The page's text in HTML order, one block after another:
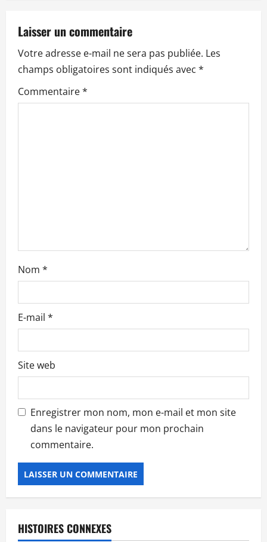
a
t
i
o
r
t
i
c
l
s
Laisser un commentaire
Votre adresse e-mail ne sera pas publiée. Les
champs obligatoires sont indiqués avec *
Commentaire*
Nom *
E-mail *
Site web
Enregistrer mon nom, mon e-mail et mon site
dans le navigateur pour mon prochain
commentaire.
HISTOIRES CONNEXES